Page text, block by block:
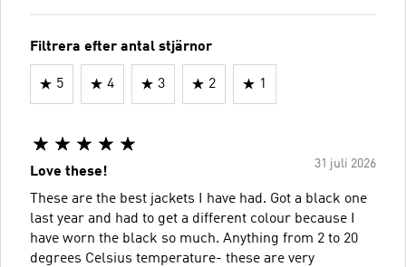
Filtrera efter antal stjärnor
5 4 3 2 1
31 juli 2026
Love these!
These are the best jackets I have had. Got a black one
last year and had to get a different colour because I
have worn the black so much. Anything from 2 to 20
degrees Celsius temperature- these are very